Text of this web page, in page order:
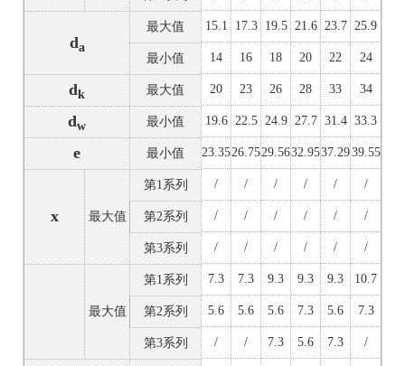
da
最大值
最小值
dk 最大值
dw 最小值
e 最小值
x 最大值
第1系列
第2系列
第3系列
最大值
第1系列
第2系列
第3系列
15.1 17.3 19.5 21.6 23.7 25.9
14 16 18 20 22 24
20 23 26 28 33 34
19.6 22.5 24.9 27.7 31.4 33.3
23.3526.7529.5632.9537.2939.55
/ / / / / /
/ / / / / /
/ / / / / /
7.3 7.3 9.3 9.3 9.3 10.7
5.6 5.6 5.6 7.3 5.6 7.3
/ / 7.3 5.6 7.3 /